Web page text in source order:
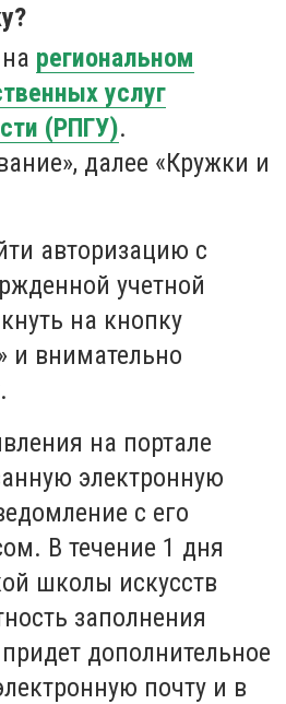
региональном
услуг
(РПГУ).
далее «Кружки и
авторизацию с
учетной
на кнопку
и внимательно
на портале
электронную
с его
В течение 1 дня
школы искусств
заполнения
дополнительное
почту и в